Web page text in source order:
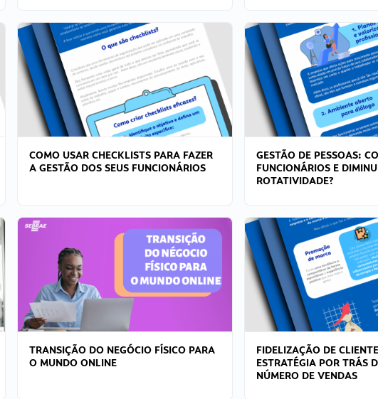
COMO USAR CHECKLISTS PARA FAZER
A GESTÃO DOS SEUS FUNCIONÁRIOS
GESTÃO DE PESSOAS:
FUNCIONÁRIOS E
ROTATIVIDADE?
TRANSIÇÃO DO NEGÓCIO FÍSICO PARA
O MUNDO ONLINE
FIDELIZAÇÃO DE
ESTRATÉGIA POR TRÁS
NÚMERO DE VENDAS